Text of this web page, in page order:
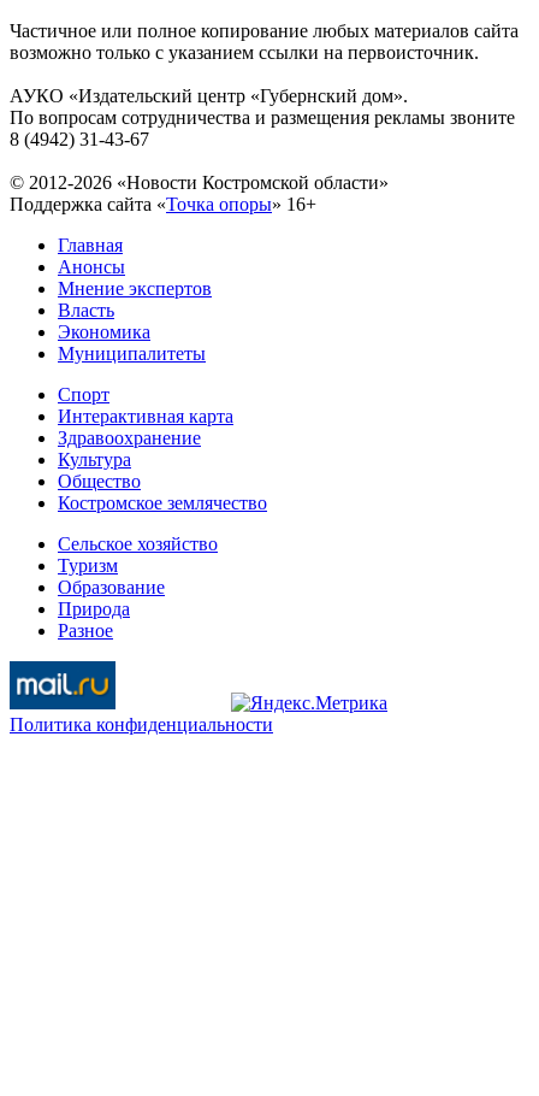
Частичное или полное копирование любых материалов сайта
возможно только с указанием ссылки на первоисточник.
АУКО «Издательский центр «Губернский дом».
По вопросам сотрудничества и размещения рекламы звоните
8 (4942) 31-43-67
© 2012-2026 «Новости Костромской области»
Поддержка сайта «Точка опоры» 16+
Главная
Анонсы
Мнение экспертов
Власть
Экономика
Муниципалитеты
Спорт
Интерактивная карта
Здравоохранение
Культура
Общество
Костромское землячество
Сельское хозяйство
Туризм
Образование
Природа
Разное
Политика конфиденциальности